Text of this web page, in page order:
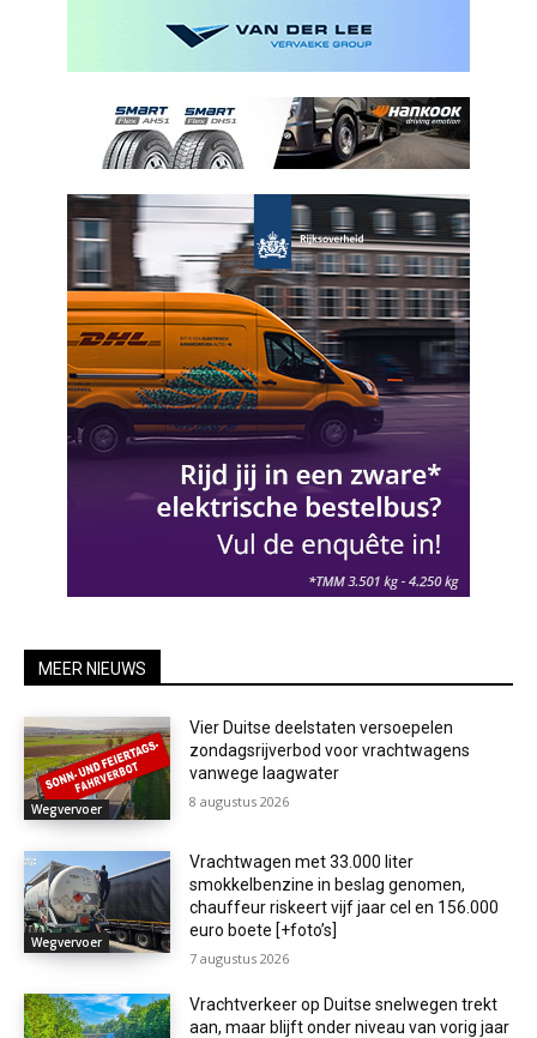
MEER NIEUWS
Wegvervoer
Vier Duitse deelstaten versoepelen
zondagsrijverbod voor vrachtwagens
vanwege laagwater
8 augustus 2026
Wegvervoer
Vrachtwagen met 33.000 liter
smokkelbenzine in beslag genomen,
chauffeur riskeert vijf jaar cel en 156.000
euro boete [+foto’s]
7 augustus 2026
Vrachtverkeer op Duitse snelwegen trekt
aan, maar blijft onder niveau van vorig jaar